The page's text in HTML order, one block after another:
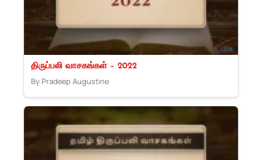
திருப்பலி வாசகங்கள் – 2022
By Pradeep Augustine